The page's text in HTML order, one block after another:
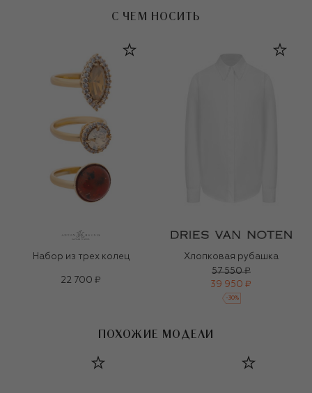
С ЧЕМ НОСИТЬ
Набор из трех колец
22 700 ₽
Хлопковая рубашка
57 550 ₽
39 950 ₽
-30%
ПОХОЖИЕ МОДЕЛИ